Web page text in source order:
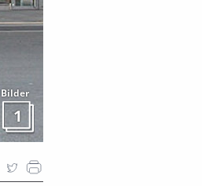
Bilder
1